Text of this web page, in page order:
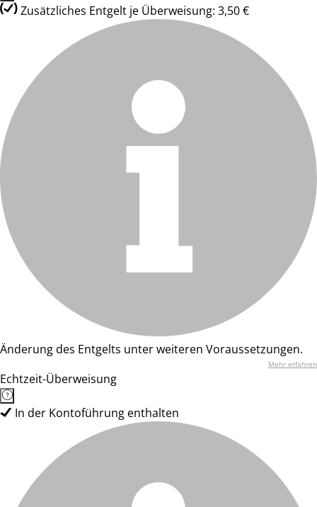
Zusätzliches Entgelt je Überweisung: 3,50 €
Änderung des Entgelts unter weiteren Voraussetzungen.
Mehr erfahren
Echtzeit-Überweisung
In der Kontoführung enthalten